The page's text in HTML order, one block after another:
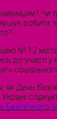
Чи
робити
№ 12
до участі у
як День
Безпечного